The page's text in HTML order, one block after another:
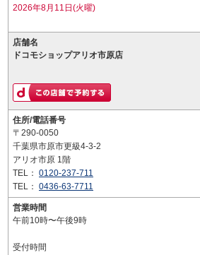
2026年8月11日(火曜)
店舗名
ドコモショップアリオ市原店
住所/電話番号
〒290-0050
千葉県市原市更級4-3-2
アリオ市原 1階
TEL： 0120-237-711
TEL： 0436-63-7711
営業時間
午前10時〜午後9時
受付時間